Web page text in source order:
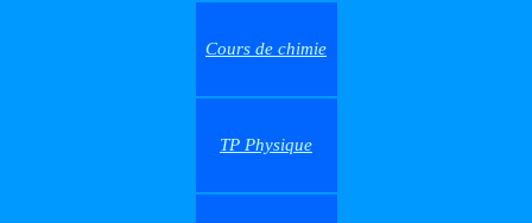
Cours de chimie
TP Physique